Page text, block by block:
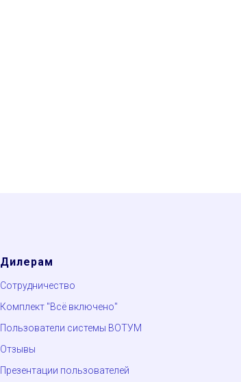
Дилерам
Сотрудничество
Комплект "Всё включено"
Пользователи системы ВОТУМ
Отзывы
Презентации пользователей